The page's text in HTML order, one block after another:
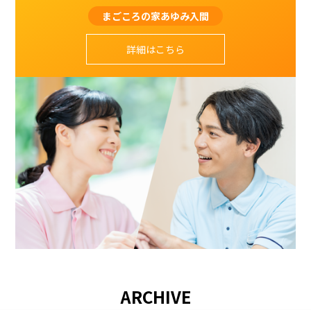
まごころの家あゆみ入間
詳細はこちら
ARCHIVE